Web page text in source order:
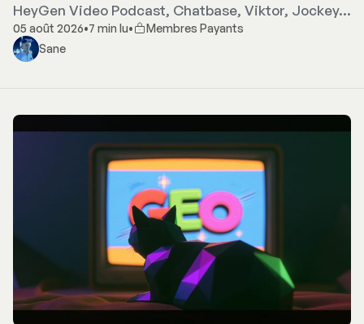
HeyGen Video Podcast, Chatbase, Viktor, Jockey…
05 août 2026•7 min lu•
Membres Payants
Sane